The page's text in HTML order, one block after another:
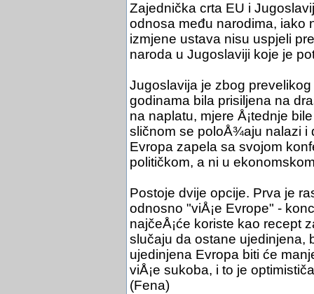
Zajednička crta EU i
odnosa među narodima, iako
izmjene ustava nisu uspjeli
naroda u Jugoslaviji koje je
Jugoslavija je zbog
godinama bila prisiljena na
na naplatu, mjere Å¡tednje
sličnom se poloÅ¾aju nalazi i
Evropa zapela sa svojom
političkom, a ni u
Postoje dvije opcije. Prva je
odnosno "viÅ¡e Evrope" -
najčeÅ¡će koriste kao recept
slučaju da ostane ujedinjena,
ujedinjena Evropa biti će
viÅ¡e sukoba, i to je
(Fena)